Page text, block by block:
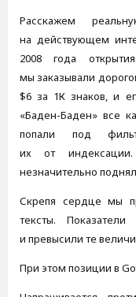
Расскажем
на действующем
2008 года
мы заказывали
$6 за 1К знаков, и
«Баден-Баден» все
попали под
их от
незначительно
Скрепя сердце мы
тексты.
и превысили те
При этом позиции в